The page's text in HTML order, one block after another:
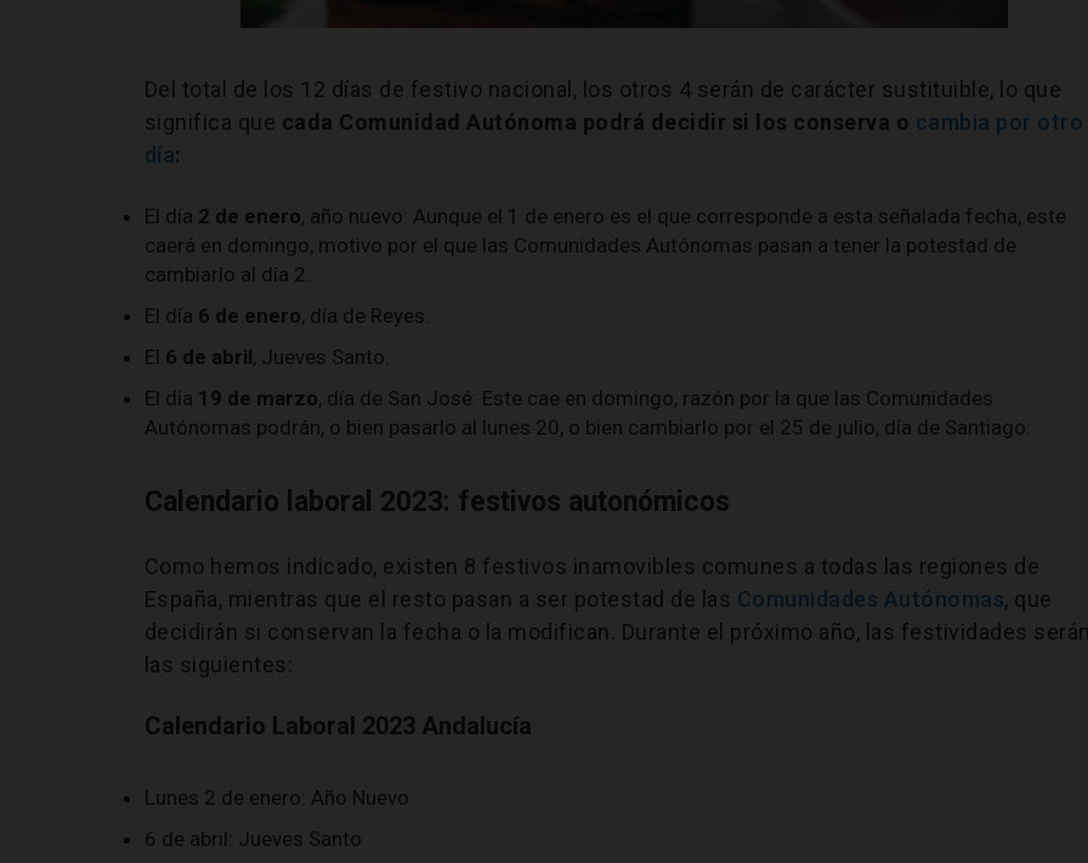
Del total de los 12 días de festivo nacional, los otros 4 serán de carácter sustituible, lo que
significa que cada Comunidad Autónoma podrá decidir si los conserva o cambia por otro
día:
El día 2 de enero, año nuevo: Aunque el 1 de enero es el que corresponde a esta señalada fecha, este
caerá en domingo, motivo por el que las Comunidades Autónomas pasan a tener la potestad de
cambiarlo al día 2.
El día 6 de enero, día de Reyes.
El 6 de abril, Jueves Santo.
El día 19 de marzo, día de San José: Este cae en domingo, razón por la que las Comunidades
Autónomas podrán, o bien pasarlo al lunes 20, o bien cambiarlo por el 25 de julio, día de Santiago.
Calendario laboral 2023: festivos autonómicos
Como hemos indicado, existen 8 festivos inamovibles comunes a todas las regiones de
España, mientras que el resto pasan a ser potestad de las Comunidades Autónomas, que
decidirán si conservan la fecha o la modifican. Durante el próximo año, las festividades
las siguientes:
Calendario Laboral 2023 Andalucía
Lunes 2 de enero: Año Nuevo
6 de abril: Jueves Santo